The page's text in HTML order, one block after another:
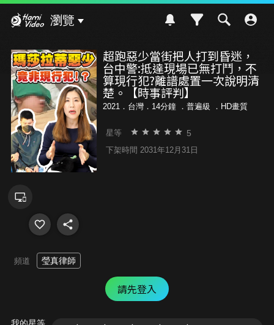
瀏覽
超跑惡少當街把人打到昏迷，
台中警:抵達現場已無打鬥，不
算現行犯?離譜處置一次說明清
楚。【時事評判】
2021．台灣．14分鐘 ． 普遍級 ．HD畫質
星等 5
下架時間 2031年12月31日
頻道 瑩真律師
請先登入